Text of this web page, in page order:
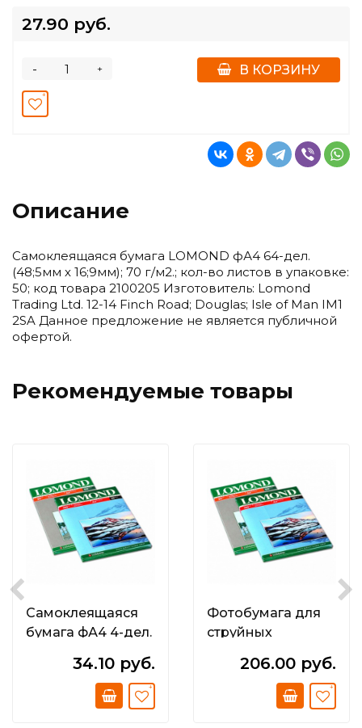
27.90 руб.
+
- В КОРЗИНУ
Описание
Самоклеящаяся бумага LOMOND фА4 64-дел.
(48;5мм х 16;9мм); 70 г/м2.; кол-во листов в упаковке:
50; код товара 2100205 Изготовитель: Lomond
Trading Ltd. 12-14 Finch Road; Douglas; Isle of Man IM1
2SA Данное предложение не является публичной
офертой.
Рекомендуемые товары
Самоклеящаяся
бумага фА4 4-дел.
148;5мм); Зелёная;
34.10 руб.
Фотобумага для
струйных
формата А6 (10х15)
односторонняя
206.00 руб.